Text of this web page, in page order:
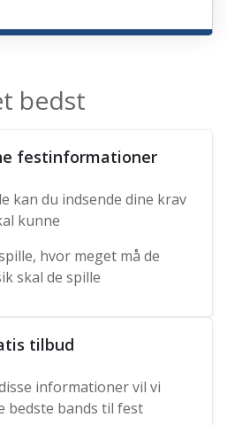
bedst
festinformationer
kan du indsende dine krav
kunne
hvor meget må de
skal de spille
tilbud
informationer vil vi
bedste bands til fest